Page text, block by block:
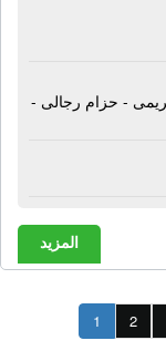
- حزام رجالى -
المزيد
1 2